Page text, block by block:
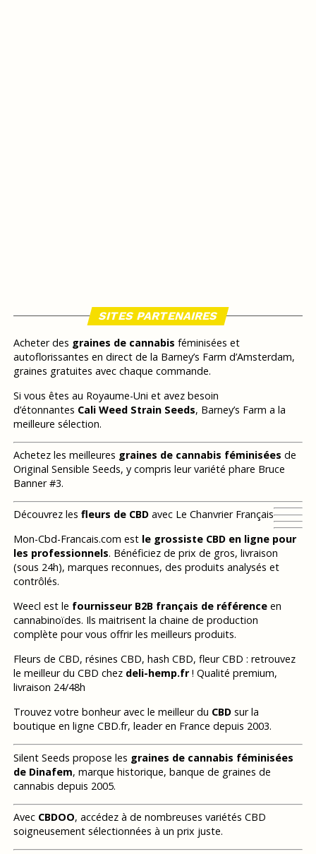
SITES PARTENAIRES
Acheter des graines de cannabis féminisées et
autoflorissantes en direct de la Barney’s Farm d’Amsterdam,
graines gratuites avec chaque commande.
Si vous êtes au Royaume-Uni et avez besoin
d’étonnantes Cali Weed Strain Seeds, Barney’s Farm a la
meilleure sélection.
Achetez les meilleures graines de cannabis féminisées de
Original Sensible Seeds, y compris leur variété phare Bruce
Banner #3.
Découvrez les fleurs de CBDavec Le Chanvrier Français
Mon-Cbd-Francais.com est le grossiste CBD en ligne pour
les professionnels. Bénéficiez de prix de gros, livraison
(sous 24h), marques reconnues, des produits analysés et
contrôlés.
Weecl est le fournisseur B2B français de référenceen
cannabinoïdes. Ils maitrisent la chaine de production
complète pour vous offrir les meilleurs produits.
Fleurs de CBD, résines CBD, hash CBD, fleur CBD : retrouvez
le meilleur du CBD chez deli-hemp.fr! Qualité premium,
livraison 24/48h
Trouvez votre bonheur avec le meilleur du CBDsur la
boutique en ligne CBD.fr, leader en France depuis 2003.
Silent Seeds propose les graines de cannabis féminisées
de Dinafem, marque historique, banque de graines de
cannabis depuis 2005.
Avec CBDOO, accédez à de nombreuses variétés CBD
soigneusement sélectionnées à un prix juste.